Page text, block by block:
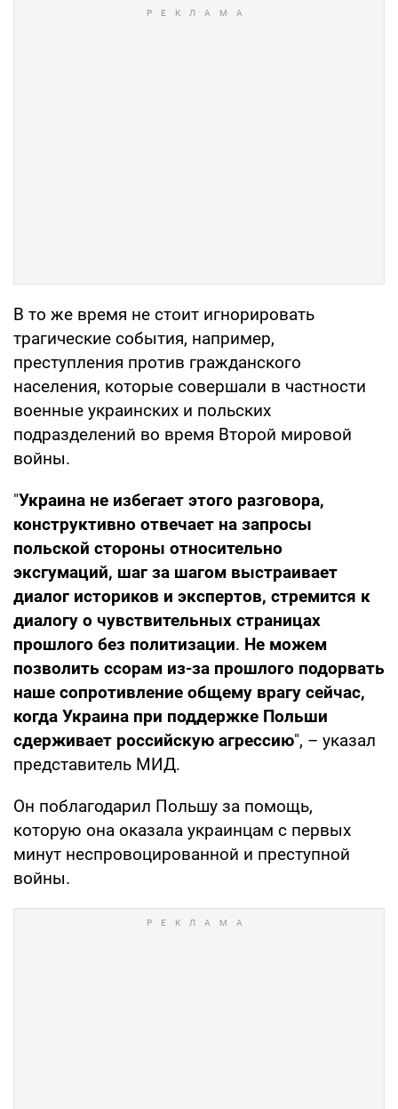
В то же время не стоит игнорировать
трагические события, например,
преступления против гражданского
населения, которые совершали в частности
военные украинских и польских
подразделений во время Второй мировой
войны.
"Украина не избегает этого разговора,
конструктивно отвечает на запросы
польской стороны относительно
эксгумаций, шаг за шагом выстраивает
диалог историков и экспертов, стремится к
диалогу о чувствительных страницах
прошлого без политизации. Не можем
позволить ссорам из-за прошлого подорвать
наше сопротивление общему врагу сейчас,
когда Украина при поддержке Польши
сдерживает российскую агрессию", – указал
представитель МИД.
Он поблагодарил Польшу за помощь,
которую она оказала украинцам с первых
минут неспровоцированной и преступной
войны.